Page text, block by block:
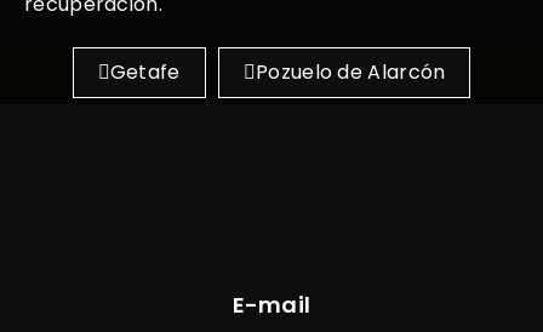
Getafe Pozuelo de Alarcón
E-mail